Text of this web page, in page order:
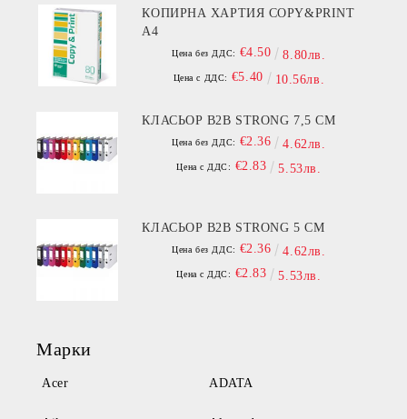
КОПИРНА ХАРТИЯ COPY&PRINT
A4
Цена без ДДС: €4.50 8.80лв.
Цена с ДДС: €5.40 10.56лв.
КЛАСЬОР B2B STRONG 7,5 СМ
Цена без ДДС: €2.36 4.62лв.
Цена с ДДС: €2.83 5.53лв.
КЛАСЬОР B2B STRONG 5 СМ
Цена без ДДС: €2.36 4.62лв.
Цена с ДДС: €2.83 5.53лв.
Марки
Acer ADATA